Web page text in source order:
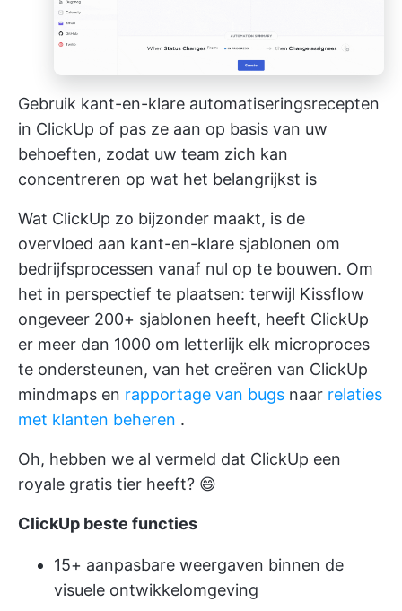
Gebruik kant-en-klare automatiseringsrecepten
in ClickUp of pas ze aan op basis van uw
behoeften, zodat uw team zich kan
concentreren op wat het belangrijkst is
Wat ClickUp zo bijzonder maakt, is de
overvloed aan kant-en-klare sjablonen om
bedrijfsprocessen vanaf nul op te bouwen. Om
het in perspectief te plaatsen: terwijl Kissflow
ongeveer 200+ sjablonen heeft, heeft ClickUp
er meer dan 1000 om letterlijk elk microproces
te ondersteunen, van het creëren van ClickUp
mindmaps en rapportage van bugs naar relaties
met klanten beheren .
Oh, hebben we al vermeld dat ClickUp een
royale gratis tier heeft? 😄
ClickUp beste functies
15+ aanpasbare weergaven binnen de
visuele ontwikkelomgeving